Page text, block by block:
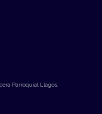
Parroquial Llagos.